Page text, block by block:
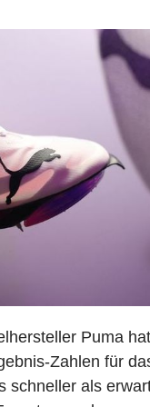
Puma
Zahlen für
schneller als